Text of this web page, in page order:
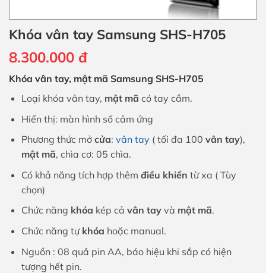
Khóa vân tay Samsung SHS-H705
8.300.000 đ
Khóa vân tay, mật mã Samsung SHS-H705
Loại khóa vân tay, mật mã có tay cầm.
Hiển thị: màn hình số cảm ứng
Phương thức mở cửa: vân tay ( tối đa 100 vân tay),
mật mã, chìa cơ: 05 chìa.
Có khả năng tích hợp thêm điều khiển từ xa ( Tùy
chọn)
Chức năng khóa kép cả vân tayvà mật mã.
Chức năng tự khóa hoặc manual.
Nguồn : 08 quả pin AA, báo hiệu khi sắp có hiện
tượng hết pin.